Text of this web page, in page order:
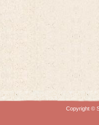
Copyright ©